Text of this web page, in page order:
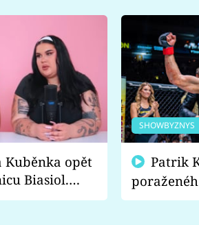
Kuběnka opět
Biasiol.
falešná a
SHOWBYZNYS
fanoušci